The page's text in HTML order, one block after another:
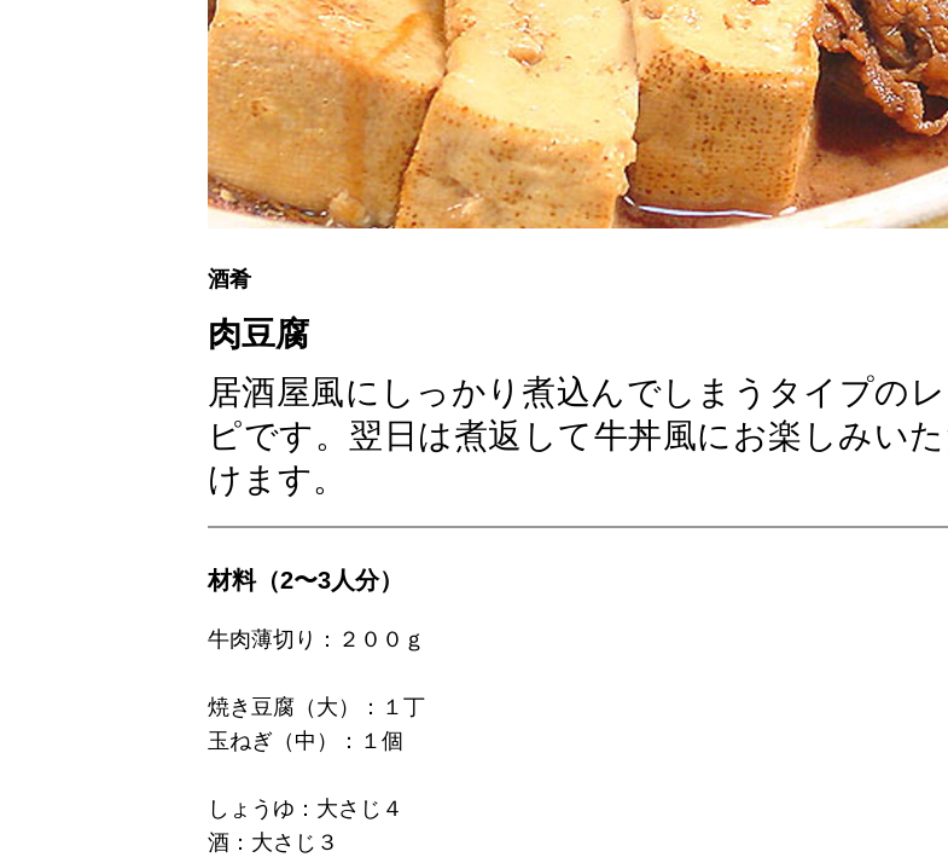
酒肴
肉豆腐
居酒屋風にしっかり煮込んでしまうタイプの
ピです。翌日は煮返して牛丼風にお楽しみい
けます。
材料（2〜3人分）
牛肉薄切り：２００ｇ
焼き豆腐（大）：１丁
玉ねぎ（中）：１個
しょうゆ：大さじ４
酒：大さじ３